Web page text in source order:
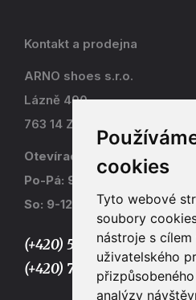
cookies
Tyto webové
soubory
nástroje s cílem
uživatelského
analýzy
Kontakt a prodejna
ARNO shoes s.r.o.
Lázně 490
763 14 Zlín - Kostelec
Otevírací doba
Po-Pá: 9-17
So: 9-12
(+420) 577 915 036,
(+420) 773 667 390